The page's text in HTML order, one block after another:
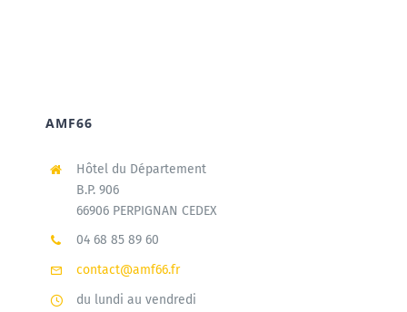
AMF66
Hôtel du Département
B.P. 906
66906 PERPIGNAN CEDEX
04 68 85 89 60
contact@amf66.fr
du lundi au vendredi